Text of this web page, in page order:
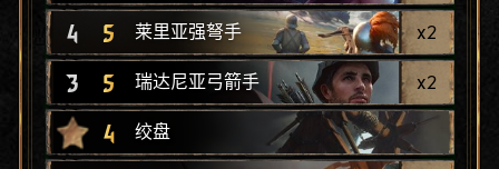
4 5 莱里亚强弩手 x2
3 5 瑞达尼亚弓箭手 x2
4 绞盘